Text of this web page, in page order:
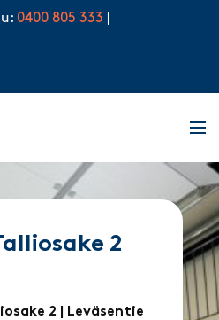
0400 805 333
2
2 | Leväsentie